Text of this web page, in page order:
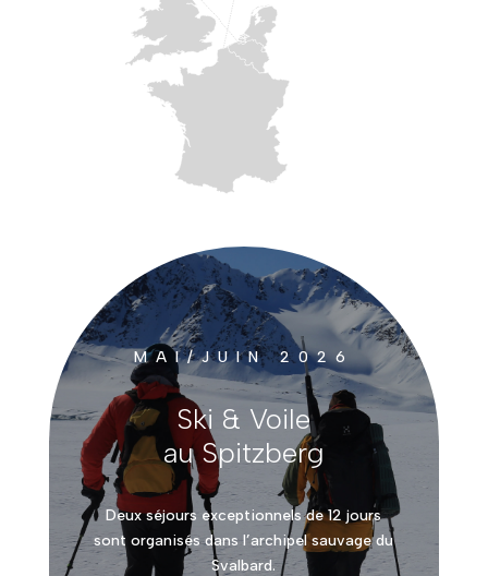
MAI/JUIN 2026
Ski & Voile
au Spitzberg
Deux séjours exceptionnels de 12 jours
sont organisés dans l’archipel sauvage du
Svalbard.